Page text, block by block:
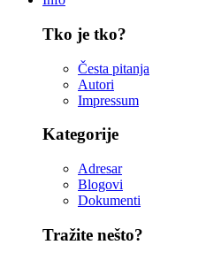
Tko je tko?
Česta pitanja
Autori
Impressum
Kategorije
Adresar
Blogovi
Dokumenti
Tražite nešto?